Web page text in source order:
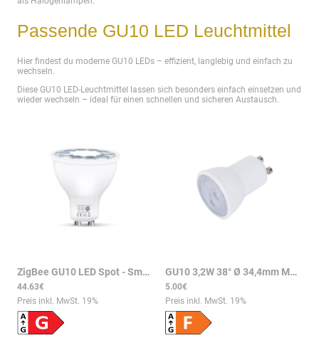
Passende GU10 LED Leuchtmittel
Hier findest du moderne GU10 LEDs – effizient, langlebig und einfach zu
wechseln.
Diese GU10 LED-Leuchtmittel lassen sich besonders einfach einsetzen und
wieder wechseln – ideal für einen schnellen und sicheren Austausch.
ZigBee GU10 LED Spot - Smarte Beleuchtung, 5W, RGB+CCT, 370 Lumen
44.63€
Preis inkl. MwSt. 19%
GU10 3,2W 38° Ø 34,4mm MR11 LED MINI Spot 260Lm 2700K
5.00€
Preis inkl. MwSt. 19%